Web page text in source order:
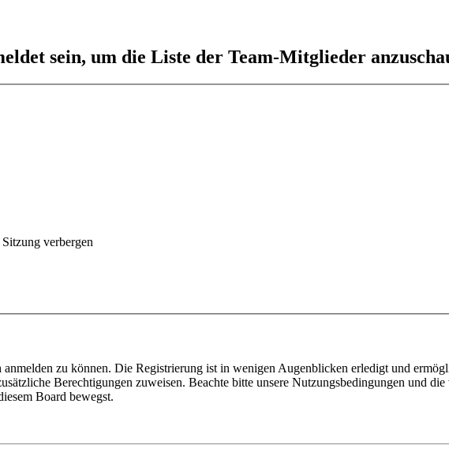
sein, um die Liste der Team-Mitglieder
verbergen
zu können. Die Registrierung ist in wenigen Augenblicken erledigt und
Berechtigungen zuweisen. Beachte bitte unsere Nutzungsbedingungen und
Board bewegst.